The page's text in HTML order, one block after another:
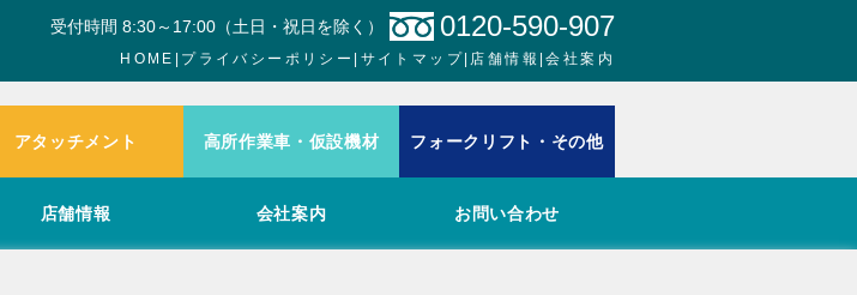
受付時間 8:30～17:00（土日・祝日を除く） 0120-590-907
HOME プライバシーポリシー サイトマップ 店舗情報 |会社案内
アタッチメント 高所作業車・仮設機材 フォークリフト・その他
店舗情報 会社案内 お問い合わせ